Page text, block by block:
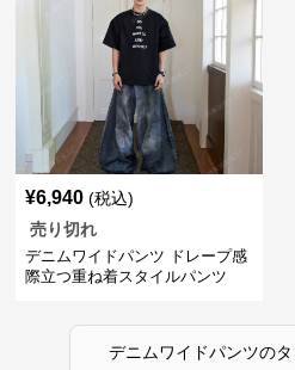
¥6,940 (税込)
売り切れ
デニムワイドパンツ ドレープ感
際立つ重ね着スタイルパンツ
デニムワイドパンツの